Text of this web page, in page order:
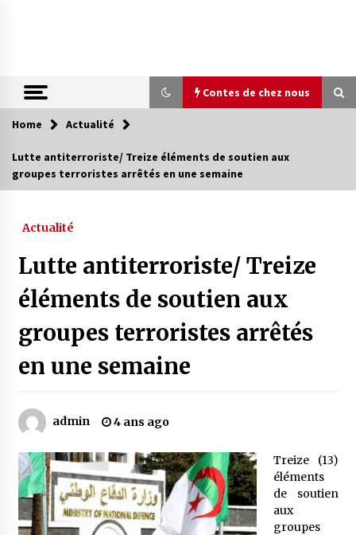
Contes de chez nous
Contes de chez nous
Magie de sorcier
4 ans ago
Oum el Gaïla / L’ogresse du M’zab
4 ans ago
4 ans ago
Quand on va vite
5 ans ago
Home Actualité
Lutte antiterroriste/ Treize éléments de soutien aux
groupes terroristes arrêtés en une semaine
Actualité
Lutte antiterroriste/ Treize
éléments de soutien aux
groupes terroristes arrêtés
en une semaine
admin 4 ans ago
Treize (13)
éléments
de soutien
aux
groupes